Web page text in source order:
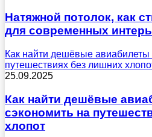
Натяжной потолок, как
для современных
Как найти дешёвые авиабилеты
путешествиях без лишних
25.09.2025
Как найти дешёвые
сэкономить на
хлопот